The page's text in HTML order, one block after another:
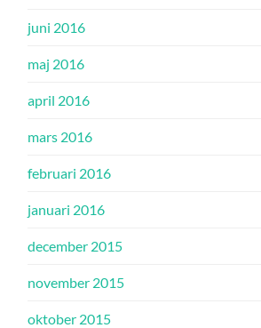
juni 2016
maj 2016
april 2016
mars 2016
februari 2016
januari 2016
december 2015
november 2015
oktober 2015